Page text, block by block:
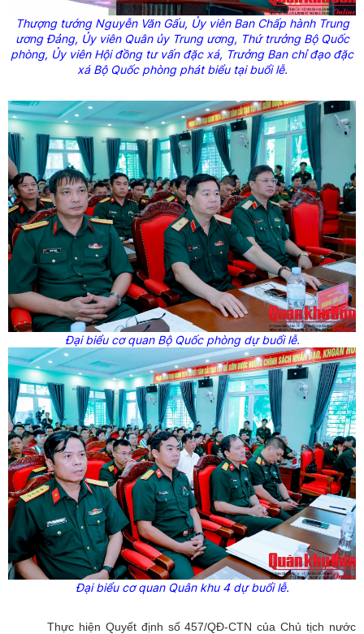
Thượng tướng Nguyễn Văn Gấu, Ủyviên Ban Chấp hành Trung
ương Đảng, Ủyviên Quân ủyTrung ương, Thứ trưởng Bộ Quốc
phòng, Ủyviên Hội đồng tư vấn đặc xá, Trưởng Ban chỉ đạo đặc
xá Bộ Quốc phòng phát biểu tại buổi lễ.
Đại biểu cơ quan Bộ Quốc phòng dự buổi lễ.
Đại biểu cơ quan Quân khu 4 dự buổi lễ.
Thực hiện Quyết định số 457/QĐ-CTN của Chủ tịch nước